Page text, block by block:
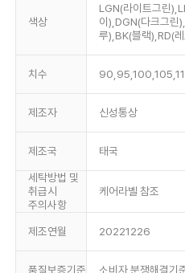
색상
LGN(라이트그린
이),DGN(다크그린
루),BK(블랙),RD(
치수
제조자 신성통상
제조국 태국
세탁방법 및
취급시
주의사항
케어라벨 참조
제조연월 20221226
품질보증기준 소비자 분쟁해결기